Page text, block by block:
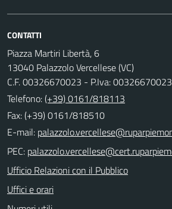
CONTATTI
Piazza Martiri Libertà, 6
13040 Palazzolo Vercellese (VC)
C.F. 00326670023 - P.Iva: 00326670023
Telefono:(+39) 0161/818113
Fax: (+39) 0161/818510
E-mail:
PEC:
Ufficio Relazioni con il Pubblico
Uffici e orari